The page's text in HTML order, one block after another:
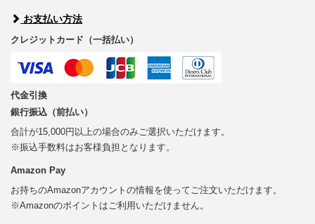
お支払い方法
クレジットカード（一括払い）
代金引換
銀行振込（前払い）
合計が15,000円以上の場合のみご選択いただけます。
※振込手数料はお客様負担となります。
Amazon Pay
お持ちのAmazonアカウントの情報を使ってご注文いただけます。
※Amazonのポイントはご利用いただけません。